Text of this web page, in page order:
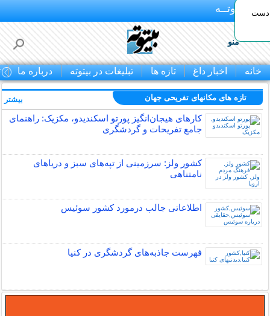
بـیتوتــه
منو
خانه اخبار داغ تازه ها تبلیغات در بیتوته درباره ما
دست
تازه های مکانهای تفریحی جهان
کارهای هیجان‌انگیز پورتو اسکندیدو، مکزیک: راهنمای
جامع تفریحات و گردشگری
کشور ولز: سرزمینی از تپه‌های سبز و دریاهای
نامتناهی
اطلاعاتی جالب درمورد کشور سوئیس
فهرست جاذبه‌های گردشگری در کنیا
بیشتر